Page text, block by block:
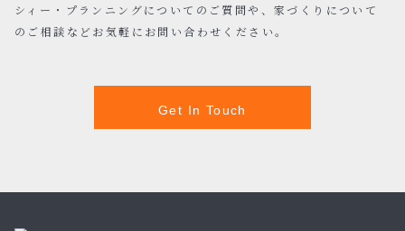
シィー・プランニングについてのご質問や、家づくりについて
のご相談などお気軽にお問い合わせください。
Get In Touch